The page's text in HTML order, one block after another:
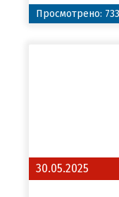
Просмотрено:
30.05.2025